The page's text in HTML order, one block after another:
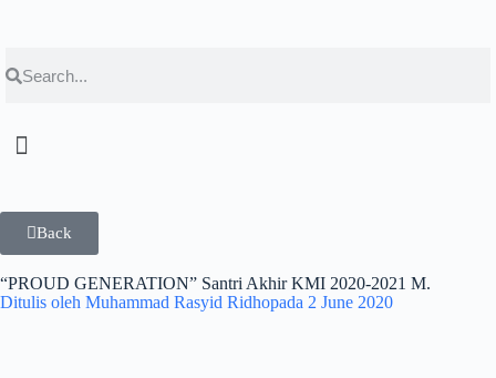
Back
“PROUD GENERATION” Santri Akhir KMI 2020-2021 M.
Ditulis oleh Muhammad Rasyid Ridhopada 2 June 2020